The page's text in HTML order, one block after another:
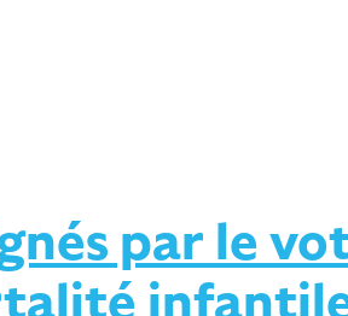
par le